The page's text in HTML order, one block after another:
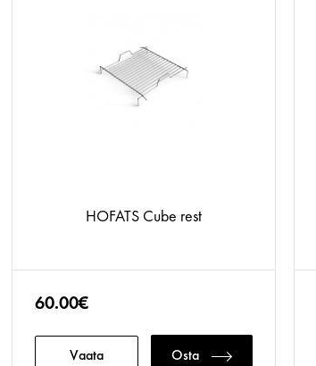
HOFATS Cube rest
60.00€
Vaata Osta